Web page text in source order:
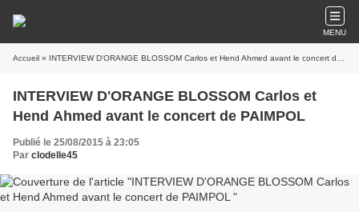
MENU
Accueil » INTERVIEW D'ORANGE BLOSSOM Carlos et Hend Ahmed avant le concert de PAIMPOL
INTERVIEW D'ORANGE BLOSSOM Carlos et
Hend Ahmed avant le concert de PAIMPOL
Publié le 25/08/2015 à 23:05
Par clodelle45